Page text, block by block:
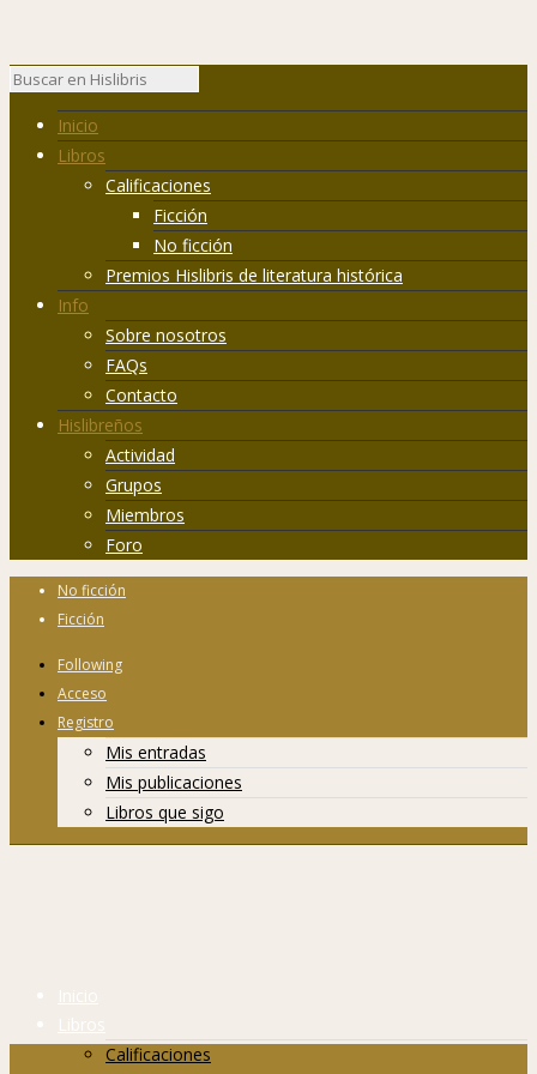
Inicio
Libros
Calificaciones
Ficción
No ficción
Premios Hislibris de literatura histórica
Info
Sobre nosotros
FAQs
Contacto
Hislibreños
Actividad
Grupos
Miembros
Foro
No ficción
Ficción
Following
Acceso
Registro
Mis entradas
Mis publicaciones
Libros que sigo
Inicio
Libros
Calificaciones